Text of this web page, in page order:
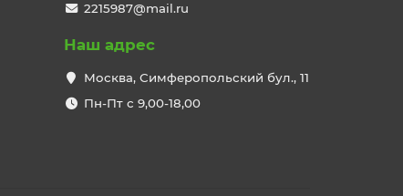
2215987@mail.ru
Наш адрес
Москва, Симферопольский бул., 11
Пн-Пт с 9,00-18,00